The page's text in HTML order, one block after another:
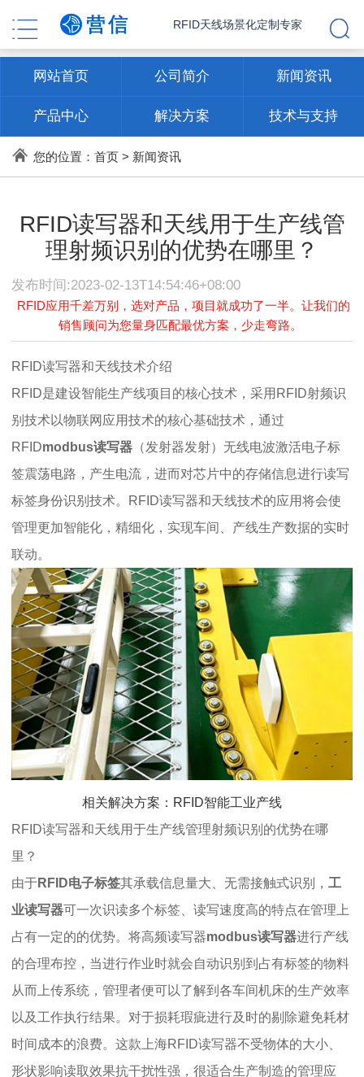
RFID天线场景化定制专家
网站首页 公司简介 新闻资讯
产品中心 解决方案 技术与支持
联系方式
您的位置： 首页> 新闻资讯
RFID读写器和天线用于生产线管
理射频识别的优势在哪里？
发布时间:2023-02-13T14:54:46+08:00
RFID应用千差万别，选对产品，项目就成功了一半。让我们的
销售顾问为您量身匹配最优方案，少走弯路。
RFID读写器和天线技术介绍
RFID是建设智能生产线项目的核心技术，采用RFID射频识
别技术以物联网应用技术的核心基础技术，通过
RFIDmodbus读写器 （发射器发射）无线电波激活电子标
签震荡电路，产生电流，进而对芯片中的存储信息进行读写
标签身份识别技术。RFID读写器和天线技术的应用将会使
管理更加智能化，精细化，实现车间、产线生产数据的实时
联动。
相关解决方案：RFID智能工业产线
RFID读写器和天线用于生产线管理射频识别的优势在哪
里？
由于RFID电子标签其承载信息量大、无需接触式识别， 工
业读写器可一次识读多个标签、读写速度高的特点在管理上
占有一定的的优势。将高频读写器modbus读写器进行产线
的合理布控，当进行作业时就会自动识别到占有标签的物料
从而上传系统，管理者便可以了解到各车间机床的生产效率
以及工作执行结果。对于损耗瑕疵进行及时的剔除避免耗材
时间成本的浪费。这款上海RFID读写器不受物体的大小、
形状影响读取效果抗干扰性强，很适合生产制造的管理应